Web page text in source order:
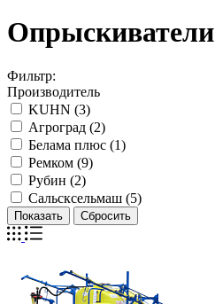
Опрыскиватели
Фильтр:
Производитель
KUHN (3)
Агроград (2)
Белама плюс (1)
Ремком (9)
Рубин (2)
Сальсксельмаш (5)